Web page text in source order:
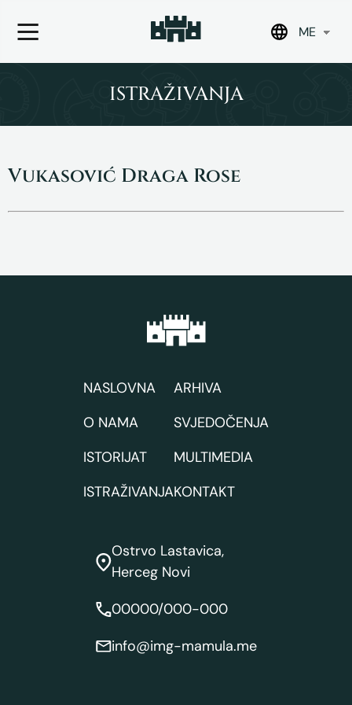
ME
ISTRAŽIVANJA
Vukasović Draga Rose
NASLOVNA
O NAMA
ISTORIJAT
ISTRAŽIVANJA
ARHIVA
SVJEDOČENJA
MULTIMEDIA
KONTAKT
Ostrvo Lastavica,
Herceg Novi
00000/000-000
info@img-mamula.me